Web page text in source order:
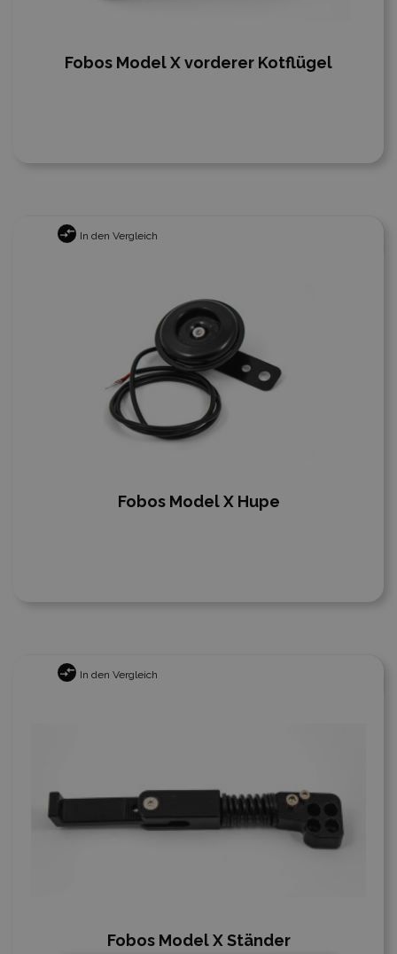
Fobos Model X vorderer Kotflügel
In den Vergleich
Fobos Model X Hupe
In den Vergleich
Fobos Model X Ständer